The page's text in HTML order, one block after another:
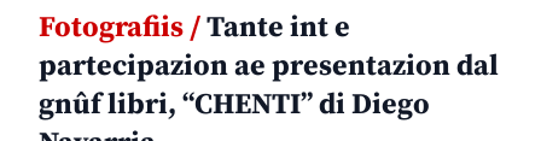
Fotografiis /Tante int e
partecipazion ae presentazion dal
gnûf libri, “CHENTI” di Diego